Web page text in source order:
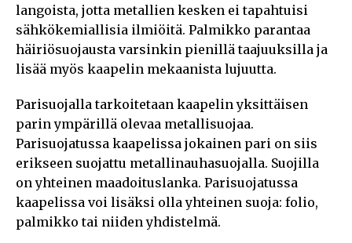
langoista, jotta metallien kesken ei tapahtuisi
sähkökemiallisia ilmiöitä. Palmikko parantaa
häiriösuojausta varsinkin pienillä taajuuksilla ja
lisää myös kaapelin mekaanista lujuutta.
Parisuojalla tarkoitetaan kaapelin yksittäisen
parin ympärillä olevaa metallisuojaa.
Parisuojatussa kaapelissa jokainen pari on siis
erikseen suojattu metallinauhasuojalla. Suojilla
on yhteinen maadoituslanka. Parisuojatussa
kaapelissa voi lisäksi olla yhteinen suoja: folio,
palmikko tai niiden yhdistelmä.